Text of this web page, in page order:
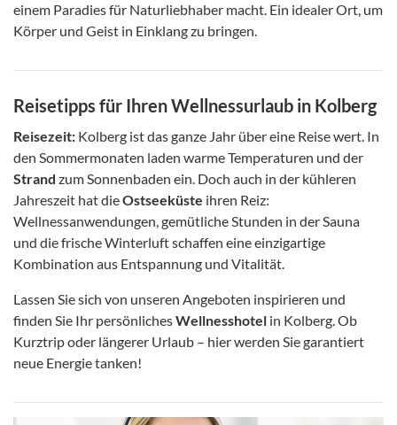
einem Paradies für Naturliebhaber macht. Ein idealer Ort, um
Körper und Geist in Einklang zu bringen.
Reisetipps für Ihren Wellnessurlaub in Kolberg
Reisezeit: Kolberg ist das ganze Jahr über eine Reise wert. In
den Sommermonaten laden warme Temperaturen und der
Strand zum Sonnenbaden ein. Doch auch in der kühleren
Jahreszeit hat dieOstseeküste ihren Reiz:
Wellnessanwendungen, gemütliche Stunden in der Sauna
und die frische Winterluft schaffen eine einzigartige
Kombination aus Entspannung und Vitalität.
Lassen Sie sich von unseren Angeboten inspirieren und
finden Sie Ihr persönlichesWellnesshotel in Kolberg. Ob
Kurztrip oder längerer Urlaub – hier werden Sie garantiert
neue Energie tanken!